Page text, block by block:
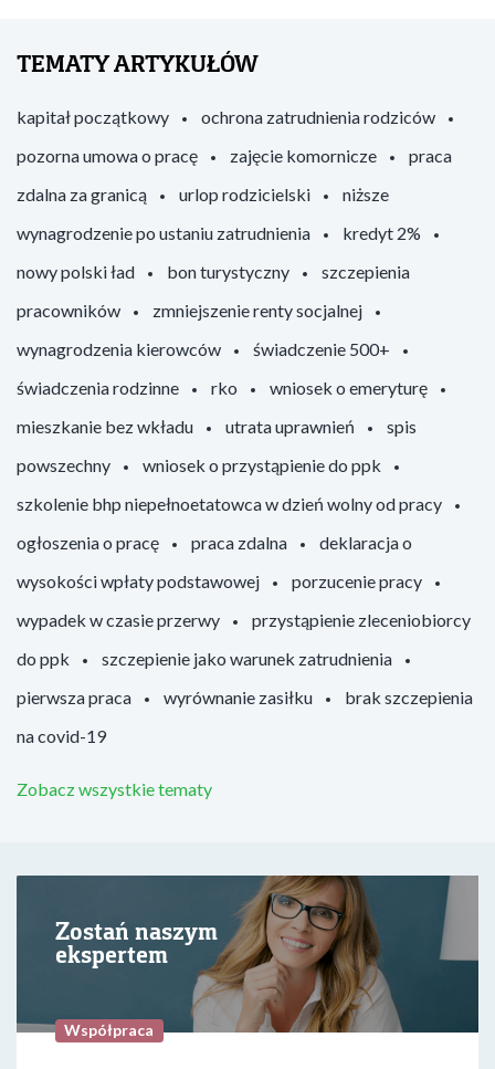
TEMATY ARTYKUŁÓW
kapitał początkowy
ochrona zatrudnienia rodziców
pozorna umowa o pracę
zajęcie komornicze
praca
zdalna za granicą
urlop rodzicielski
niższe
wynagrodzenie po ustaniu zatrudnienia
kredyt 2%
nowy polski ład
bon turystyczny
szczepienia
pracowników
zmniejszenie renty socjalnej
wynagrodzenia kierowców
świadczenie 500+
świadczenia rodzinne
rko
wniosek o emeryturę
mieszkanie bez wkładu
utrata uprawnień
spis
powszechny
wniosek o przystąpienie do ppk
szkolenie bhp niepełnoetatowca w dzień wolny od pracy
ogłoszenia o pracę
praca zdalna
deklaracja o
wysokości wpłaty podstawowej
porzucenie pracy
wypadek w czasie przerwy
przystąpienie zleceniobiorcy
do ppk
szczepienie jako warunek zatrudnienia
pierwsza praca
wyrównanie zasiłku
brak szczepienia
na covid-19
Zobacz wszystkie tematy
Zostań naszym
ekspertem
Współpraca